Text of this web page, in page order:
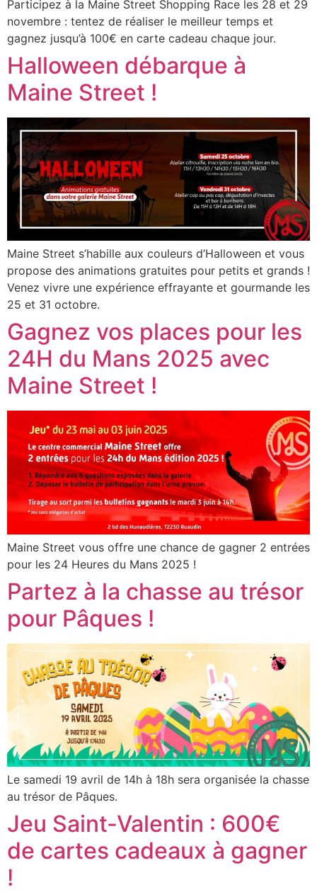
Participez à la Maine Street Shopping Race les 28 et 29
novembre : tentez de réaliser le meilleur temps et
gagnez jusqu’à 100€ en carte cadeau chaque jour.
Halloween débarque à
Maine Street !
Maine Street s’habille aux couleurs d’Halloween et vous
propose des animations gratuites pour petits et grands !
Venez vivre une expérience effrayante et gourmande les
25 et 31 octobre.
Gagnez vos places pour les
24H du Mans 2025 avec
Maine Street !
Maine Street vous offre une chance de gagner 2 entrées
pour les 24 Heures du Mans 2025 !
Partez à la chasse au trésor
pour Pâques !
Le samedi 19 avril de 14h à 18h sera organisée la chasse
au trésor de Pâques.
Jeu Saint-Valentin : 600€
de cartes cadeaux à gagner
!